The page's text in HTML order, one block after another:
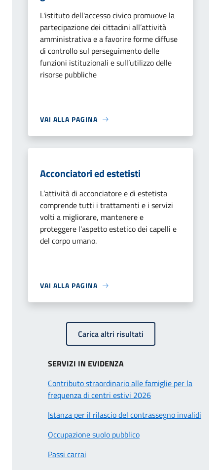
L'istituto dell'accesso civico promuove la
partecipazione dei cittadini all’attività
amministrativa e a favorire forme diffuse
di controllo sul perseguimento delle
funzioni istituzionali e sull’utilizzo delle
risorse pubbliche
VAI ALLA PAGINA
Acconciatori ed estetisti
L’attività di acconciatore e di estetista
comprende tutti i trattamenti e i servizi
volti a migliorare, mantenere e
proteggere l'aspetto estetico dei capelli e
del corpo umano.
VAI ALLA PAGINA
Carica altri risultati
SERVIZI IN EVIDENZA
Contributo straordinario alle famiglie per la
frequenza di centri estivi 2026
Istanza per il rilascio del contrassegno invalidi
Occupazione suolo pubblico
Passi carrai